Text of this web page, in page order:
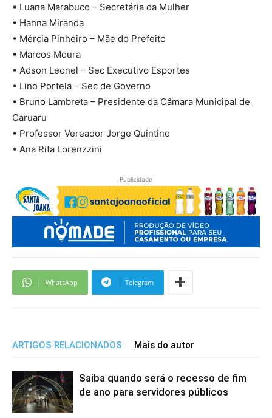
• Luana Marabuco – Secretária da Mulher
• Hanna Miranda
• Mércia Pinheiro – Mãe do Prefeito
• Marcos Moura
• Adson Leonel – Sec Executivo Esportes
• Lino Portela – Sec de Governo
• Bruno Lambreta – Presidente da Câmara Municipal de
Caruaru
• Professor Vereador Jorge Quintino
• Ana Rita Lorenzzini
Publicidade
WhatsApp Telegram
ARTIGOS RELACIONADOS Mais do autor
Saiba quando será o recesso de fim
de ano para servidores públicos